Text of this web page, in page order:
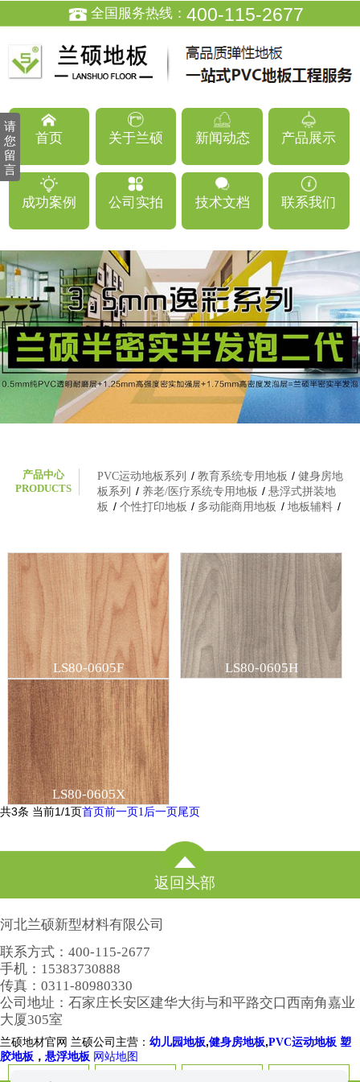
全国服务热线：400-115-2677
国内塑胶地板优秀企业
首页 关于兰硕 新闻动态 产品展示
成功案例 公司实拍 技术文档 联系我们
产品中心
PRODUCTS
PVC运动地板系列 / 教育系统专用地板 /健身房地
板系列 / 养老/医疗系统专用地板 /悬浮式拼装地
板 / 个性打印地板 / 多动能商用地板 /地板辅料 /
LS80-0605F LS80-0605H
LS80-0605X
共3条 当前1/1页首页前一页1 后一页尾页
返回头部
河北兰硕新型材料有限公司
联系方式：400-115-2677
手机：15383730888
传真：0311-80980330
公司地址：石家庄长安区建华大街与和平路交口西南角嘉业
大厦305室
兰硕地材官网 兰硕公司主营： 幼儿园地板,健身房地板,PVC运动地板 塑
胶地板 ， 悬浮地板 网站地图
请
您
留
言